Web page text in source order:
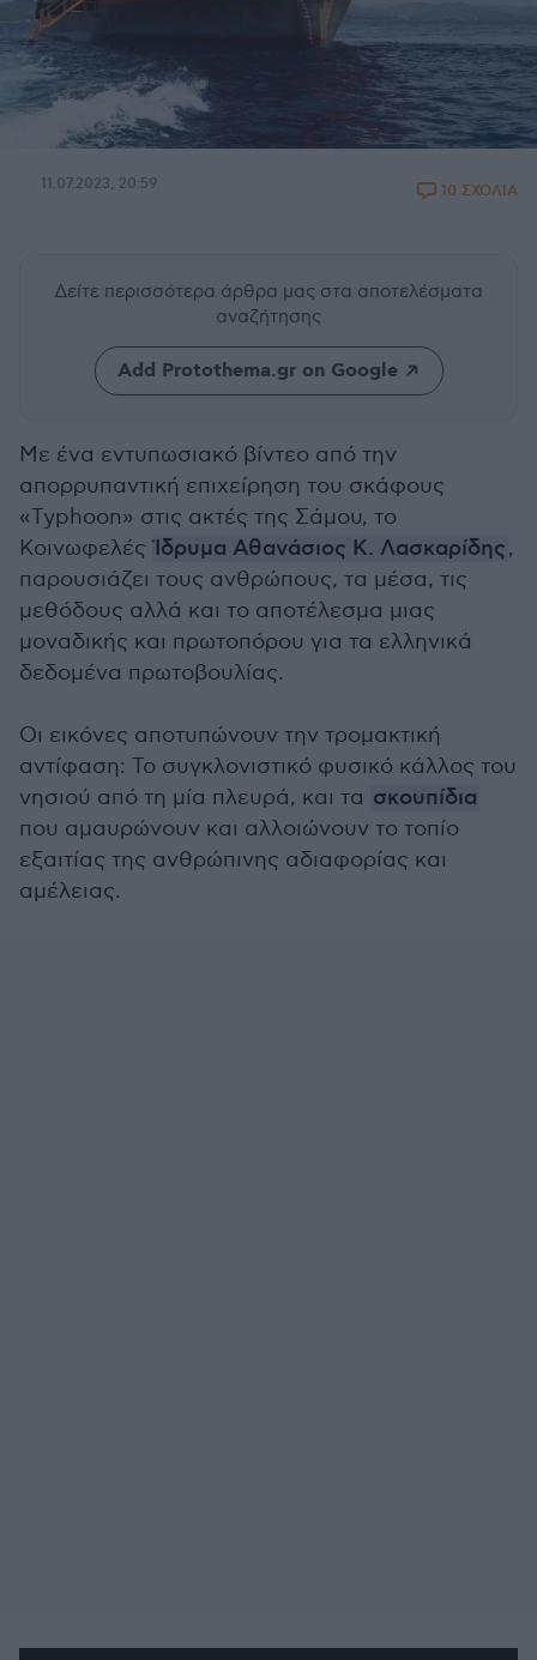
11.07.2023, 20:59 10 ΣΧΟΛΙΑ
Δείτε περισσότερα άρθρα μας στα αποτελέσματα
αναζήτησης
Add Protothema.gr on Google
Με ένα εντυπωσιακό βίντεο από την
απορρυπαντική επιχείρηση του σκάφους
«Typhoon» στις ακτές της Σάμου, το
ΚοινωφελέςΊδρυμα Αθανάσιος Κ. Λασκαρίδης,
παρουσιάζει τους ανθρώπους, τα μέσα, τις
μεθόδους αλλά και το αποτέλεσμα μιας
μοναδικής και πρωτοπόρου για τα ελληνικά
δεδομένα πρωτοβουλίας.
Οι εικόνες αποτυπώνουν την τρομακτική
αντίφαση: Το συγκλονιστικό φυσικό κάλλος του
νησιού από τη μία πλευρά, και τα σκουπίδια
που αμαυρώνουν και αλλοιώνουν το τοπίο
εξαιτίας της ανθρώπινης αδιαφορίας και
αμέλειας.